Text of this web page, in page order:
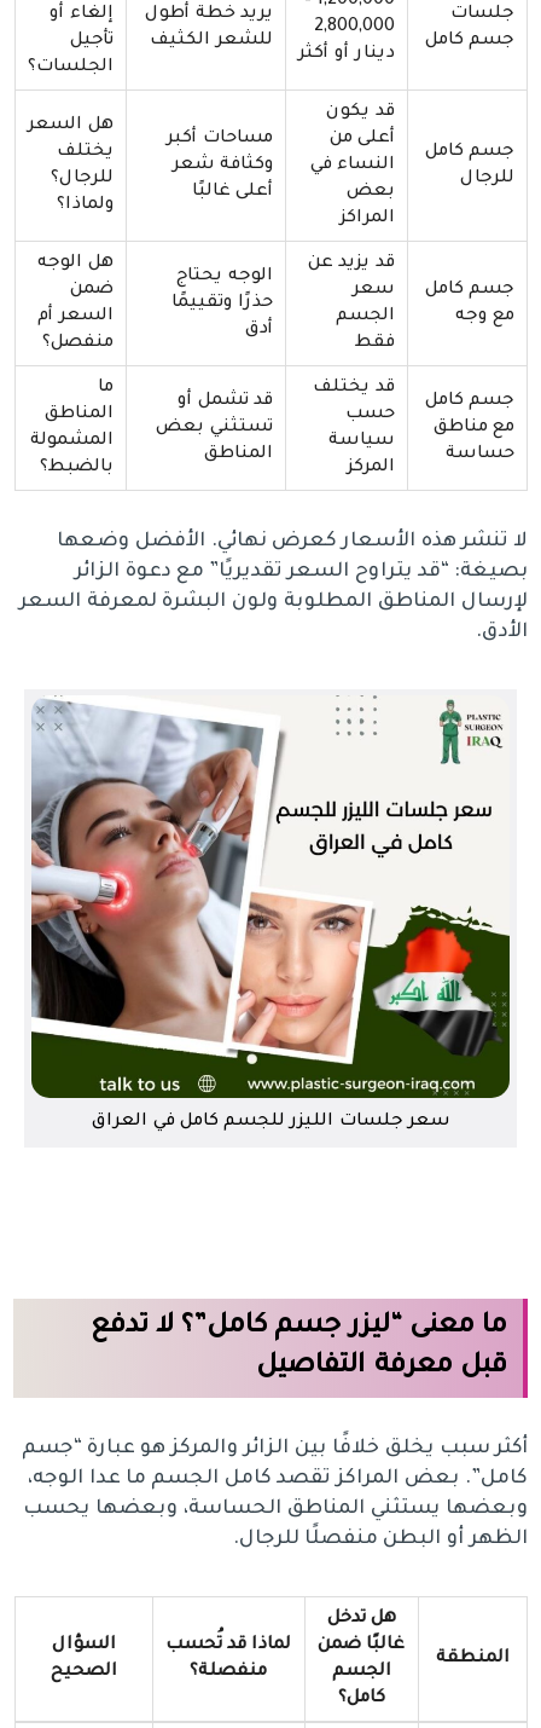
جلسات
جسم كامل
2,800,000
دينار أو أكثر
يريد خطة أطول
للشعر الكثيف
إلغاء أو
تأجيل
الجلسات؟
جسم كامل
للرجال
قد يكون
أعلى من
النساء في
بعض
المراكز
مساحات أكبر
وكثافة شعر
أعلى غالبًا
هل السعر
يختلف
للرجال؟
ولماذا؟
جسم كامل
مع وجه
قد يزيد عن
سعر
الجسم
فقط
الوجه يحتاج
حذرًا وتقييمًا
أدق
هل الوجه
ضمن
السعر أم
منفصل؟
جسم كامل
مع مناطق
حساسة
قد يختلف
حسب
سياسة
المركز
قد تشمل أو
تستثني بعض
المناطق
ما
المناطق
المشمولة
بالضبط؟
لا تنشر هذه الأسعار كعرض نهائي. الأفضل وضعها
بصيغة: “قد يتراوح السعر تقديريًا” مع دعوة الزائر
لإرسال المناطق المطلوبة ولون البشرة لمعرفة السعر
الأدق.
سعر جلسات الليزر للجسم كامل في العراق
ما معنى “ليزر جسم كامل”؟ لا تدفع
قبل معرفة التفاصيل
أكثر سبب يخلق خلافًا بين الزائر والمركز هو عبارة “جسم
كامل”. بعض المراكز تقصد كامل الجسم ما عدا الوجه،
وبعضها يستثني المناطق الحساسة، وبعضها يحسب
الظهر أو البطن منفصلًا للرجال.
المنطقة
هل تدخل
غالبًا ضمن
الجسم
كامل؟
لماذا قد تُحسب
منفصلة؟
السؤال
الصحيح